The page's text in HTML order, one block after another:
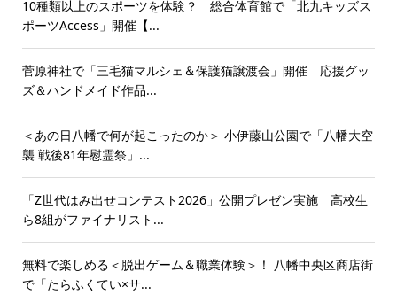
10種類以上のスポーツを体験？ 総合体育館で「北九キッズス
ポーツAccess」開催【...
菅原神社で「三毛猫マルシェ＆保護猫譲渡会」開催 応援グッ
ズ＆ハンドメイド作品...
＜あの日八幡で何が起こったのか＞ 小伊藤山公園で「八幡大空
襲 戦後81年慰霊祭」...
「Z世代はみ出せコンテスト2026」公開プレゼン実施 高校生
ら8組がファイナリスト...
無料で楽しめる＜脱出ゲーム＆職業体験＞！ 八幡中央区商店街
で「たらふくてい×サ...